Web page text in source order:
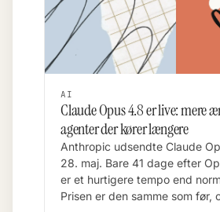
AI
Claude Opus 4.8 er live: mere
agenter der kører længere
Anthropic udsendte Claude
28. maj. Bare 41 dage efter
er et hurtigere tempo end
Prisen er den samme som før,